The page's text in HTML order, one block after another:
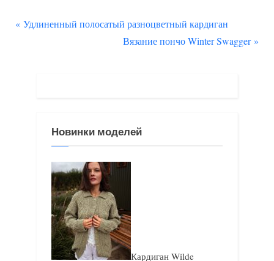
Навигация
П
Удлиненный полосатый разноцветный кардиган
С
а
а
п
и
Вязание пончо Winter Swagger
Новинки моделей
Кардиган Wilde